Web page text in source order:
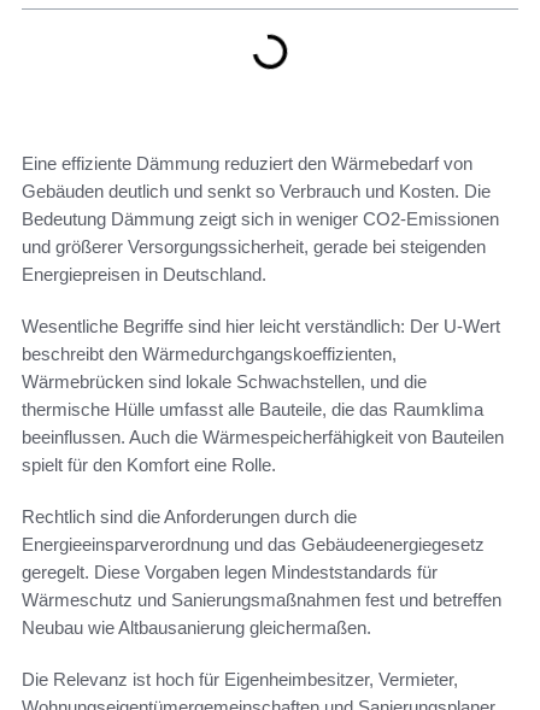
Eine effiziente Dämmung reduziert den Wärmebedarf von
Gebäuden deutlich und senkt so Verbrauch und Kosten. Die
Bedeutung Dämmung zeigt sich in weniger CO2-Emissionen
und größerer Versorgungssicherheit, gerade bei steigenden
Energiepreisen in Deutschland.
Wesentliche Begriffe sind hier leicht verständlich: Der U-Wert
beschreibt den Wärmedurchgangskoeffizienten,
Wärmebrücken sind lokale Schwachstellen, und die
thermische Hülle umfasst alle Bauteile, die das Raumklima
beeinflussen. Auch die Wärmespeicherfähigkeit von Bauteilen
spielt für den Komfort eine Rolle.
Rechtlich sind die Anforderungen durch die
Energieeinsparverordnung und das Gebäudeenergiegesetz
geregelt. Diese Vorgaben legen Mindeststandards für
Wärmeschutz und Sanierungsmaßnahmen fest und betreffen
Neubau wie Altbausanierung gleichermaßen.
Die Relevanz ist hoch für Eigenheimbesitzer, Vermieter,